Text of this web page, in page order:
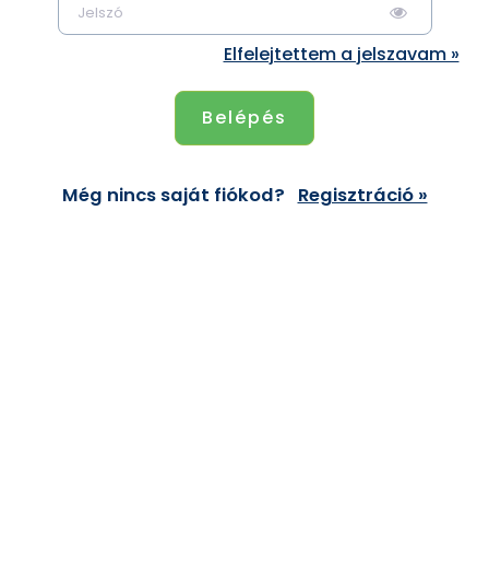
Elfelejtettem a jelszavam »
Még nincs saját fiókod? Regisztráció »